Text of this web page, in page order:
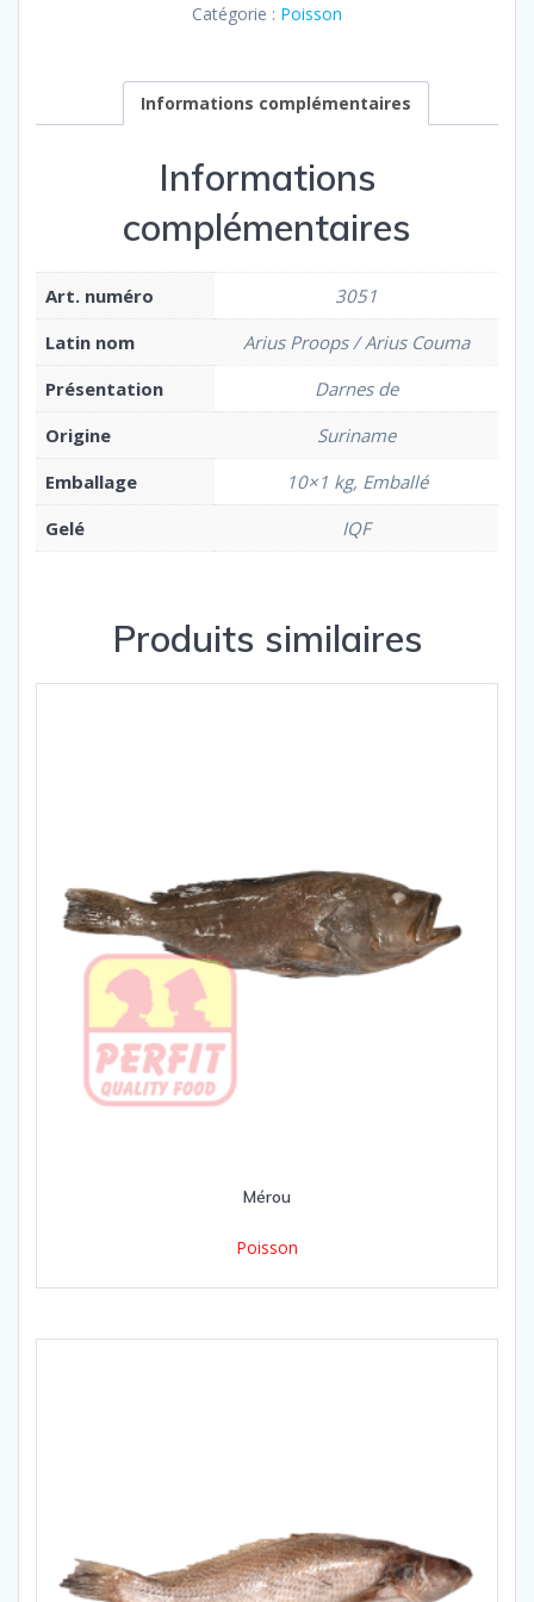
Catégorie : Poisson
Informations complémentaires
Informations
complémentaires
Art. numéro
3051
Latin nom
Arius Proops / Arius Couma
Présentation
Darnes de
Origine
Suriname
Emballage
10×1 kg, Emballé
Gelé
IQF
Produits similaires
Mérou
Poisson